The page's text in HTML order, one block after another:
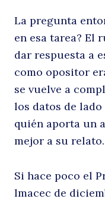
La pregunta
en esa tarea?
dar respuesta a
como opositor
se vuelve a
los datos de
quién aporta un
mejor a su relato.
Si hace poco el
lmacec de